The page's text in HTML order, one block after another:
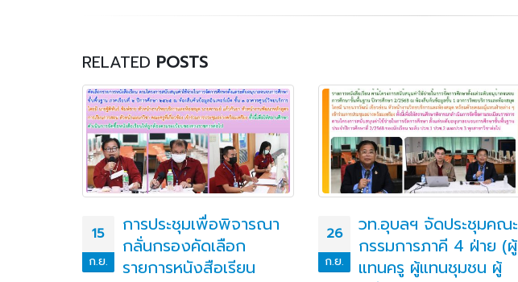
RELATED POSTS
15
ก.ย.
การประชุมเพื่อพิจารณา
กลั่นกรองคัดเลือก
รายการหนังสือเรียน
26
ก.ย.
วท.อุบลฯ จัดประชุมคณะ
กรรมการภาคี 4 ฝ่าย (ผู้
แทนครู ผู้แทนชุมชน ผู้